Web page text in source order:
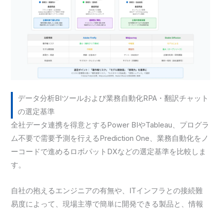
データ分析BIツールおよび業務自動化RPA・翻訳チャット
の選定基準
全社データ連携を得意とするPower BIやTableau、プログラ
ム不要で需要予測を行えるPrediction One、業務自動化をノ
ーコードで進めるロボパットDXなどの選定基準を比較しま
す。
自社の抱えるエンジニアの有無や、ITインフラとの接続難
易度によって、現場主導で簡単に開発できる製品と、情報